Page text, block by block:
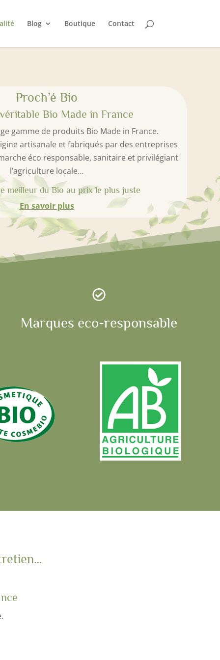
Blog Boutique Contact
Proch’é Bio
Bio Made in France
gamme de produits Bio Made in France.
artisanale et fabriqués par des entreprises
éco responsable, sanitaire et privilégiant
l’agriculture locale…
meilleur du Bio au prix le plus juste
En savoir plus

Marques eco-responsable